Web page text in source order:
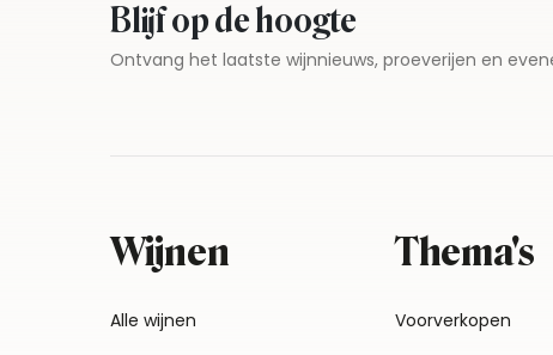
Blijf op de hoogte
Ontvang het laatste wijnnieuws, proeverijen en
Wijnen
Alle wijnen
Thema's
Voorverkopen